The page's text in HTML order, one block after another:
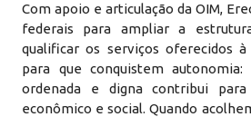
Com apoio e articulação da OIM,
federais para ampliar a
qualificar os serviços oferecidos
para que conquistem autonomia:
ordenada e digna contribui
econômico e social. Quando